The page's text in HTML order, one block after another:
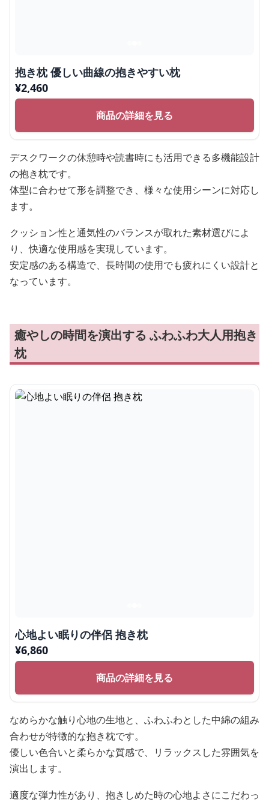
抱き枕 優しい曲線の抱きやすい枕
¥2,460
商品の詳細を見る
デスクワークの休憩時や読書時にも活用できる多機能設計
の抱き枕です。
体型に合わせて形を調整でき、様々な使用シーンに対応し
ます。
クッション性と通気性のバランスが取れた素材選びによ
り、快適な使用感を実現しています。
安定感のある構造で、長時間の使用でも疲れにくい設計と
なっています。
癒やしの時間を演出する ふわふわ大人用抱き
枕
心地よい眠りの伴侶 抱き枕
¥6,860
商品の詳細を見る
なめらかな触り心地の生地と、ふわふわとした中綿の組み
合わせが特徴的な抱き枕です。
優しい色合いと柔らかな質感で、リラックスした雰囲気を
演出します。
適度な弾力性があり、抱きしめた時の心地よさにこだわっ